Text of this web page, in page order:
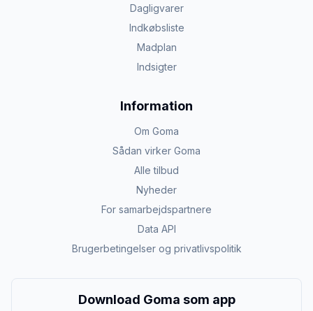
Dagligvarer
Indkøbsliste
Madplan
Indsigter
Information
Om Goma
Sådan virker Goma
Alle tilbud
Nyheder
For samarbejdspartnere
Data API
Brugerbetingelser og privatlivspolitik
Download Goma som app